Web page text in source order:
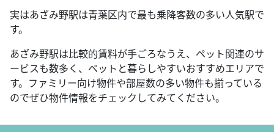
実はあざみ野駅は青葉区内で最も乗降客数の多い人気駅で
す。
あざみ野駅は比較的賃料が手ごろなうえ、ペット関連のサ
ービスも数多く、ペットと暮らしやすいおすすめエリアで
す。ファミリー向け物件や部屋数の多い物件も揃っている
のでぜひ物件情報をチェックしてみてください。